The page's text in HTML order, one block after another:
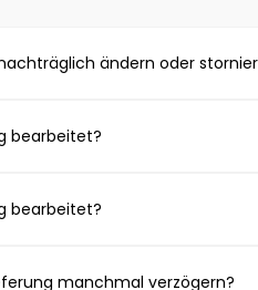
ändern oder
nicht versendet wurde,
bearbeitet?
innerhalb kurzer Zeit
bearbeitet?
innerhalb kurzer Zeit
manchmal verzögern?